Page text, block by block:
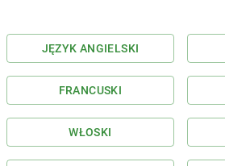
JĘZYK ANGIELSKI
FRANCUSKI
WŁOSKI